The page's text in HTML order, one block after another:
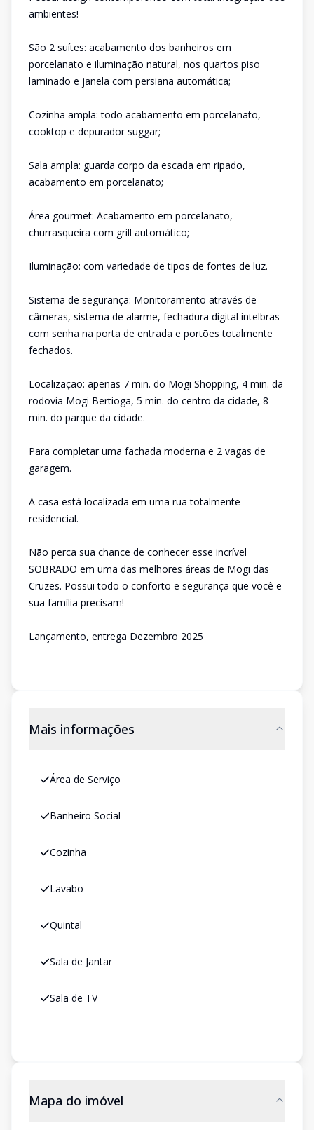
ambientes!
São 2 suítes: acabamento dos banheiros em
porcelanato e iluminação natural, nos quartos piso
laminado e janela com persiana automática;
Cozinha ampla: todo acabamento em porcelanato,
cooktop e depurador suggar;
Sala ampla: guarda corpo da escada em ripado,
acabamento em porcelanato;
Área gourmet: Acabamento em porcelanato,
churrasqueira com grill automático;
Iluminação: com variedade de tipos de fontes de luz.
Sistema de segurança: Monitoramento através de
câmeras, sistema de alarme, fechadura digital intelbras
com senha na porta de entrada e portões totalmente
fechados.
Localização: apenas 7 min. do Mogi Shopping, 4 min. da
rodovia Mogi Bertioga, 5 min. do centro da cidade, 8
min. do parque da cidade.
Para completar uma fachada moderna e 2 vagas de
garagem.
A casa está localizada em uma rua totalmente
residencial.
Não perca sua chance de conhecer esse incrível
SOBRADO em uma das melhores áreas de Mogi das
Cruzes. Possui todo o conforto e segurança que você e
sua família precisam!
Lançamento, entrega Dezembro 2025
Mais informações
Área de Serviço
Banheiro Social
Cozinha
Lavabo
Quintal
Sala de Jantar
Sala de TV
Mapa do imóvel